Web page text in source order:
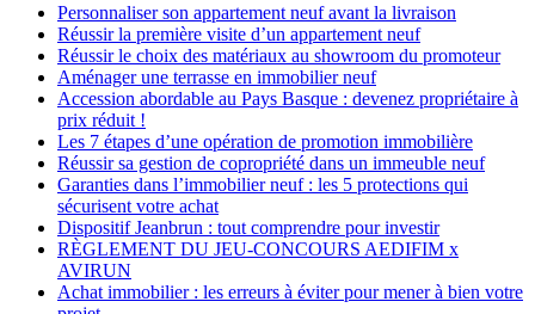
Personnaliser son appartement neuf avant la livraison
Réussir la première visite d’un appartement neuf
Réussir le choix des matériaux au showroom du promoteur
Aménager une terrasse en immobilier neuf
Accession abordable au Pays Basque : devenez propriétaire à
prix réduit !
Les 7 étapes d’une opération de promotion immobilière
Réussir sa gestion de copropriété dans un immeuble neuf
Garanties dans l’immobilier neuf : les 5 protections qui
sécurisent votre achat
Dispositif Jeanbrun : tout comprendre pour investir
RÈGLEMENT DU JEU-CONCOURS AEDIFIM x
AVIRUN
Achat immobilier : les erreurs à éviter pour mener à bien votre